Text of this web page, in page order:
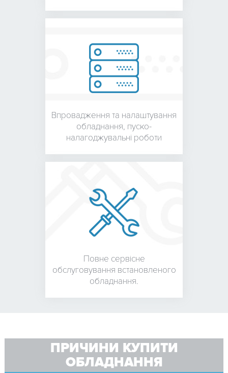
Впровадження та налаштування
обладнання, пуско-
налагоджувальні роботи
Повне сервісне
обслуговування встановленого
обладнання.
ПРИЧИНИ КУПИТИ
ОБЛАДНАННЯ